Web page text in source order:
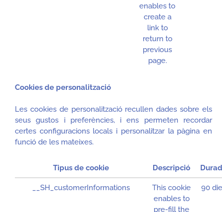
enables to
create a
link to
return to
previous
page.
Cookies de personalització
Les cookies de personalització recullen dades sobre els
seus gustos i preferències, i ens permeten recordar
certes configuracions locals i personalitzar la pàgina en
funció de les mateixes.
Tipus de cookie Descripció
__SH_customerInformations
This cookie
enables to
pre-fill the
90